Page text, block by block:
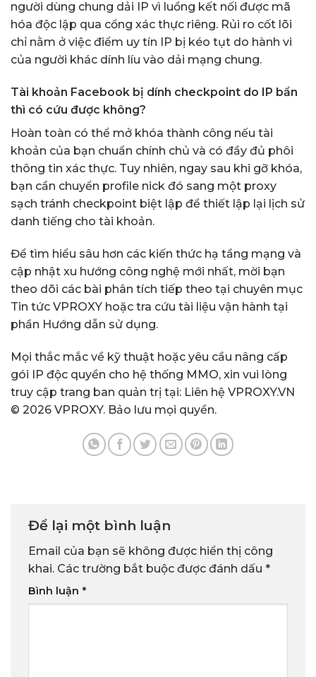
người dùng chung dải IP vì luồng kết nối được mã
hóa độc lập qua cổng xác thực riêng. Rủi ro cốt lõi
chỉ nằm ở việc điểm uy tín IP bị kéo tụt do hành vi
của người khác dính líu vào dải mạng chung.
Tài khoản Facebook bị dính checkpoint do IP bẩn
thì có cứu được không?
Hoàn toàn có thể mở khóa thành công nếu tài
khoản của bạn chuẩn chính chủ và có đầy đủ phôi
thông tin xác thực. Tuy nhiên, ngay sau khi gỡ khóa,
bạn cần chuyển profile nick đó sang một proxy
sạch tránh checkpoint biệt lập để thiết lập lại lịch sử
danh tiếng cho tài khoản.
Để tìm hiểu sâu hơn các kiến thức hạ tầng mạng và
cập nhật xu hướng công nghệ mới nhất, mời bạn
theo dõi các bài phân tích tiếp theo tại chuyên mục
Tin tức VPROXY hoặc tra cứu tài liệu vận hành tại
phần Hướng dẫn sử dụng.
Mọi thắc mắc về kỹ thuật hoặc yêu cầu nâng cấp
gói IP độc quyền cho hệ thống MMO, xin vui lòng
truy cập trang ban quản trị tại: Liên hệ VPROXY.VN
© 2026 VPROXY. Bảo lưu mọi quyền.
Để lại một bình luận
Email của bạn sẽ không được hiển thị công
khai. Các trường bắt buộc được đánh dấu *
Bình luận *